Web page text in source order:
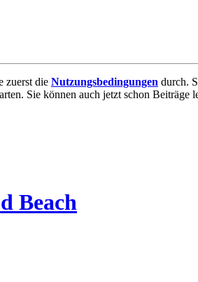
zuerst die Nutzungsbedingungen durch.
Sie können auch jetzt schon Beiträge
Beach